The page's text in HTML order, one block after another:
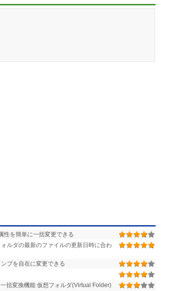
性を簡単に一括変更できる
ルダの最新のファイルの更新日時に合わ
プを自在に変更できる
括変換機能 仮想フォルダ(Virtual Folder)